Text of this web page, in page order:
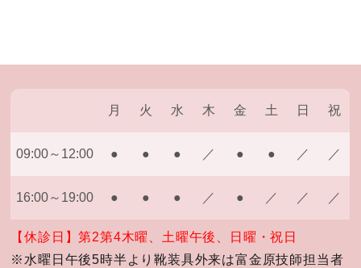
月 火 水 木 金 土 日 祝
09:00～12:00 ● ● ● ／ ● ● ／ ／
16:00～19:00 ● ● ● ／ ● ／ ／ ／
【休診日】第2第4木曜、土曜午後、日曜・祝日
※水曜日午後5時半より靴装具外来は富金原技師担当者